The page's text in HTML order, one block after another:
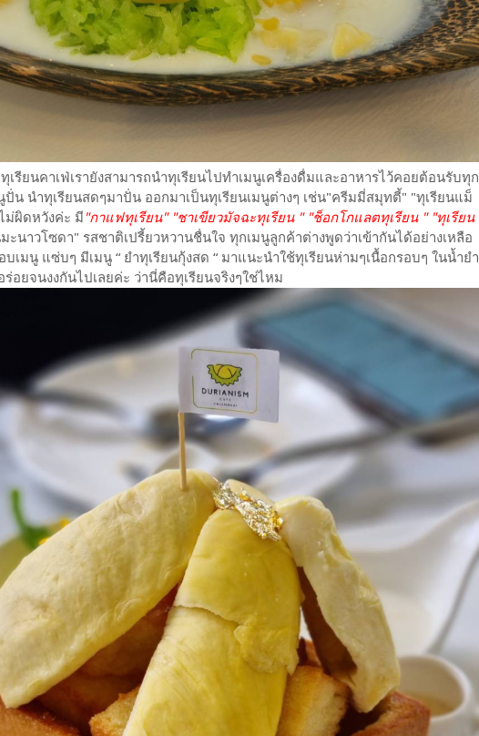
รียนคาเฟ่เรายังสามารถนำทุเรียนไปทำเมนูเครื่องดื่มและอาหารไว้คอยต้อนรับทุก
ปั่น นำทุเรียนสดๆมาปั่น ออกมาเป็นทุเรียนเมนูต่างๆ เช่น"ครีมมี่สมุทตี้" "ทุเรียนแม็
ม่ผิดหวังค่ะ มี "กาแฟทุเรียน" "ชาเขียวมัจฉะทุเรียน " "ช็อกโกแลตทุเรียน " "ทุเรียน
ะนาวโซดา" รสชาติเปรี้ยวหวานชื่นใจ ทุกเมนูลูกค้าต่างพูดว่าเข้ากันได้อย่างเหลือ
เมนู แซ่บๆ มีเมนู “ ยำทุเรียนกุ้งสด “ มาแนะนำใช้ทุเรียนห่ามๆเนื้อกรอบๆ ในน้ำยำ
อยจนงงกันไปเลยค่ะ ว่านี่คือทุเรียนจริงๆใช่ไหม